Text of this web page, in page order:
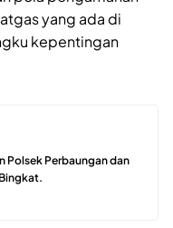
yang ada di
kepentingan
Polsek Perbaungan dan